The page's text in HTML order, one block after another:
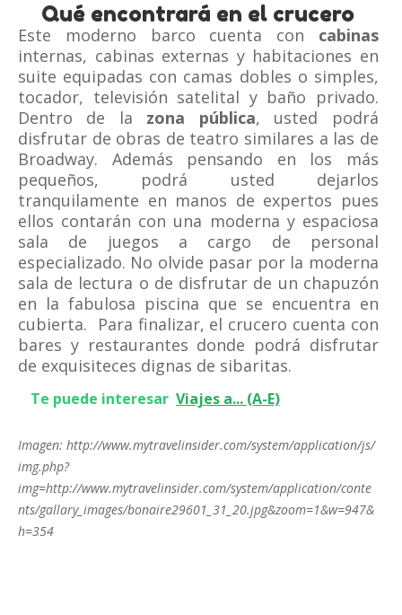
Qué encontrará en el crucero
Este moderno barco cuenta con cabinas
internas, cabinas externas y habitaciones en
suite equipadas con camas dobles o simples,
tocador, televisión satelital y baño privado.
Dentro de la zona pública, usted podrá
disfrutar de obras de teatro similares a las de
Broadway. Además pensando en los más
pequeños, podrá usted dejarlos
tranquilamente en manos de expertos pues
ellos contarán con una moderna y espaciosa
sala de juegos a cargo de personal
especializado. No olvide pasar por la moderna
sala de lectura o de disfrutar de un chapuzón
en la fabulosa piscina que se encuentra en
cubierta. Para finalizar, el crucero cuenta con
bares y restaurantes donde podrá disfrutar
de exquisiteces dignas de sibaritas.
Te puede interesar Viajes a... (A-E)
Imagen: http://www.mytravelinsider.com/system/application/js/
img.php?
img=http://www.mytravelinsider.com/system/application/conte
nts/gallary_images/bonaire29601_31_20.jpg&zoom=1&w=947&
h=354